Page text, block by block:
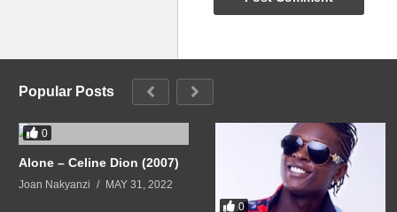
Popular Posts
0
Alone – Celine Dion (2007)
Joan Nakyanzi
MAY 31, 2022
0